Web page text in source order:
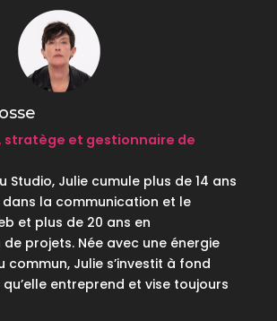
stratège et gestionnaire de
Studio, Julie cumule plus de 14 ans
dans la communication et le
et plus de 20 ans en
projets. Née avec une énergie
commun, Julie s’investit à fond
entreprend et vise toujours